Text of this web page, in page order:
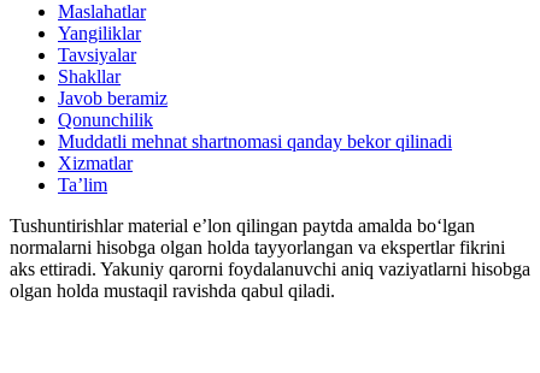
Maslahatlar
Yangiliklar
Tavsiyalar
Shakllar
Javob beramiz
Qonunchilik
Muddatli mehnat shartnomasi qanday bekor qilinadi
Xizmatlar
Ta’lim
Tushuntirishlar material e’lon qilingan paytda amalda boʻlgan
normalarni hisobga olgan holda tayyorlangan va ekspertlar fikrini
aks ettiradi. Yakuniy qarorni foydalanuvchi aniq vaziyatlarni hisobga
olgan holda mustaqil ravishda qabul qiladi.